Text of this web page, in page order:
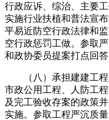
行政应诉、综治、主要
实施行业扶植和普法宣
平易近防空行政法律和
空行政惩罚工做。参取
和政协委员提案打点回答
（八）承担建建工程
市政公用工程、人防工
及完工验收存案的政策
实施。参取工程严沉质